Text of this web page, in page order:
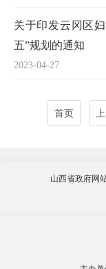
2023-04-27
关于印发云冈区
五”规划的通知
首页
山西省政府网